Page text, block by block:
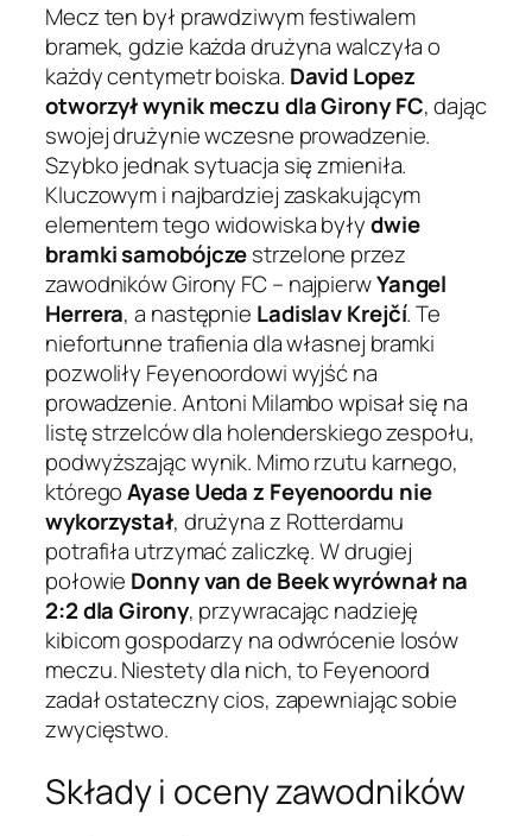
Mecz ten był prawdziwym festiwalem
bramek, gdzie każda drużyna walczyła o
każdy centymetr boiska. David Lopez
otworzył wynik meczu dla Girony FC, dając
swojej drużynie wczesne prowadzenie.
Szybko jednak sytuacja się zmieniła.
Kluczowym i najbardziej zaskakującym
elementem tego widowiska byłydwie
bramki samobójczestrzelone przez
zawodników Girony FC – najpierwYangel
Herrera, a następnie Ladislav Krejčí. Te
niefortunne trafienia dla własnej bramki
pozwoliły Feyenoordowi wyjść na
prowadzenie. Antoni Milambo wpisał się na
listę strzelców dla holenderskiego zespołu,
podwyższając wynik. Mimo rzutu karnego,
któregoAyase Ueda z Feyenoordu nie
wykorzystał, drużyna z Rotterdamu
potrafiła utrzymać zaliczkę. W drugiej
połowie Donny van de Beek wyrównał na
2:2 dla Girony, przywracając nadzieję
kibicom gospodarzy na odwrócenie losów
meczu. Niestety dla nich, to Feyenoord
zadał ostateczny cios, zapewniając sobie
zwycięstwo.
Składy i oceny zawodników